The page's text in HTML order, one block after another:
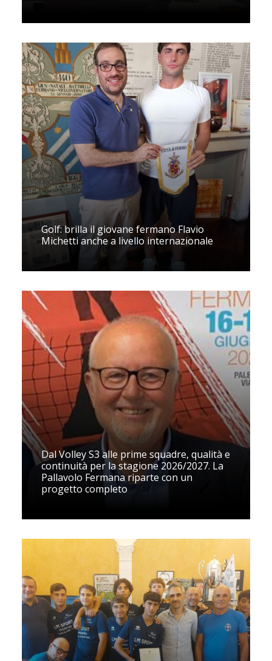
Golf: brilla il giovane fermano Flavio
Michetti anche a livello internazionale
Dal Volley S3 alle prime squadre, qualità e
continuità per la stagione 2026/2027. La
Pallavolo Fermana riparte con un
progetto completo